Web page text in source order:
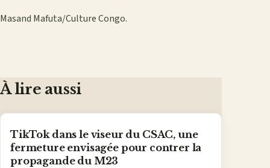
Masand Mafuta/Culture Congo.
À lire aussi
TikTok dans le viseur du CSAC, une
fermeture envisagée pour contrer la
propagande du M23